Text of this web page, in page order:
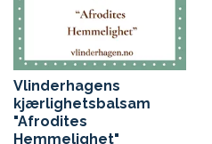
Vlinderhagens
kjærlighetsbalsam
"Afrodites
Hemmelighet"